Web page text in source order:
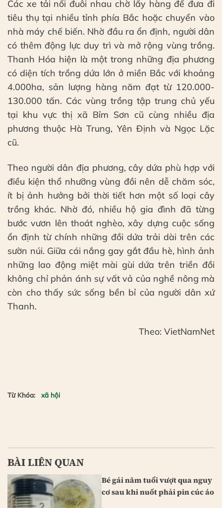
Các xe tải nối đuôi nhau chờ lấy hàng để đưa đi
tiêu thụ tại nhiều tỉnh phía Bắc hoặc chuyển vào
nhà máy chế biến. Nhờ đầu ra ổn định, người dân
có thêm động lực duy trì và mở rộng vùng trồng.
Thanh Hóa hiện là một trong những địa phương
có diện tích trồng dứa lớn ở miền Bắc với khoảng
4.000ha, sản lượng hàng năm đạt từ 120.000-
130.000 tấn. Các vùng trồng tập trung chủ yếu
tại khu vực thị xã Bỉm Sơn cũ cùng nhiều địa
phương thuộc Hà Trung, Yên Định và Ngọc Lặc
cũ.
Theo người dân địa phương, cây dứa phù hợp với
điều kiện thổ nhưỡng vùng đồi nên dễ chăm sóc,
ít bị ảnh hưởng bởi thời tiết hơn một số loại cây
trồng khác. Nhờ đó, nhiều hộ gia đình đã từng
bước vươn lên thoát nghèo, xây dựng cuộc sống
ổn định từ chính những đồi dứa trải dài trên các
sườn núi. Giữa cái nắng gay gắt đầu hè, hình ảnh
những lao động miệt mài gùi dứa trên triền đồi
không chỉ phản ánh sự vất vả của nghề nông mà
còn cho thấy sức sống bền bỉ của người dân xứ
Thanh.
Theo: VietNamNet
Từ Khóa: xã hội
BÀI LIÊN QUAN
Bé gái năm tuổi vượt qua nguy
cơ sau khi nuốt phải pin cúc áo